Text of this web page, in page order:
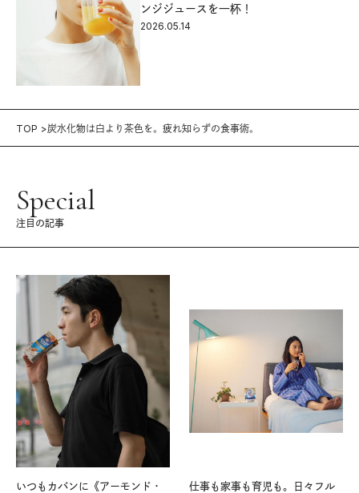
ンジジュースを一杯！
2026.05.14
TOP 炭水化物は白より茶色を。疲れ知らずの食事術。
Special
注目の記事
いつもカバンに《アーモンド・
仕事も家事も育児も。日々フル